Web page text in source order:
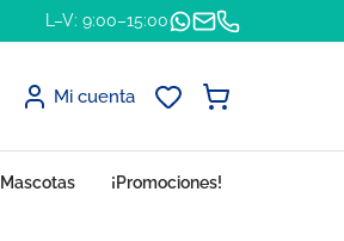
L–V: 9:00–15:00
Mi cuenta
Mascotas ¡Promociones!